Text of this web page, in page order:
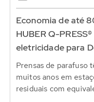
Economia de até
HUBER Q-
eletricidade para
Prensas de parafuso
muitos anos em
residuais com